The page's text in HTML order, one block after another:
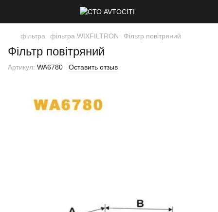
фільтра фільтра WIXFILTRON Фільтр повітряний
Фільтр повітряний
Артикул: WA6780 Оставить отзыв